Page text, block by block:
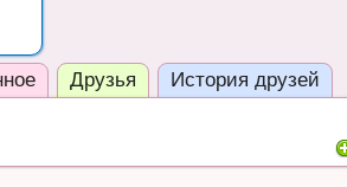
Друзья История друзей